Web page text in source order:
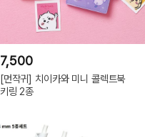
7,500
[먼작귀] 치이카와 미니 콜렉트북
키링 2종